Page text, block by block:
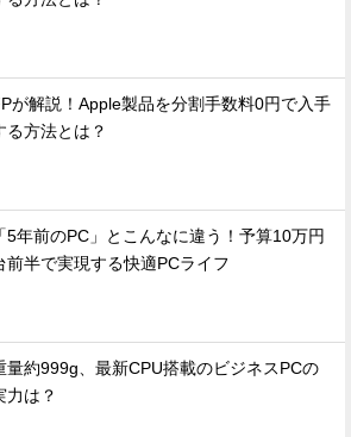
が解説！Apple製品を分割手数料0円で入手
る方法とは？
「5年前のPC」とこんなに違う！予算10万円
前半で実現する快適PCライフ
量約999g、最新CPU搭載のビジネスPCの
力は？